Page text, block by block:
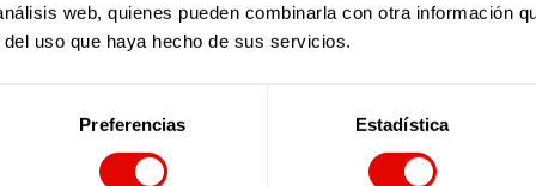
web, quienes pueden combinarla con otra información
uso que haya hecho de sus servicios.
Preferencias Estadística
la seguridad alimentaria.
y grupales.